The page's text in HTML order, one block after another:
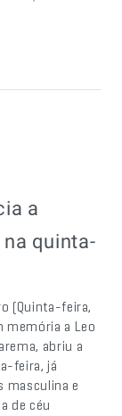
a
quinta-
(Quinta-feira,
memória a Leo
abriu a
feira, já
masculina e
de céu